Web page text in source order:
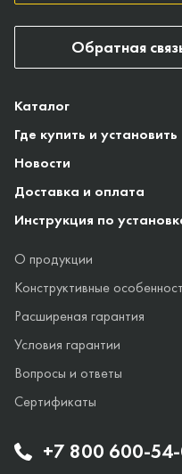
+7 800 600-
Каталог
Где купить и установить
Новости
Доставка и оплата
Инструкция по
О продукции
Конструктивные
Расширеная гарантия
Условия гарантии
Вопросы и ответы
Сертификаты
Обратная